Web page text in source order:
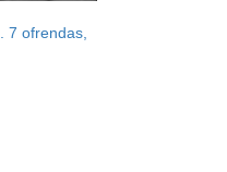
7 ofrendas,